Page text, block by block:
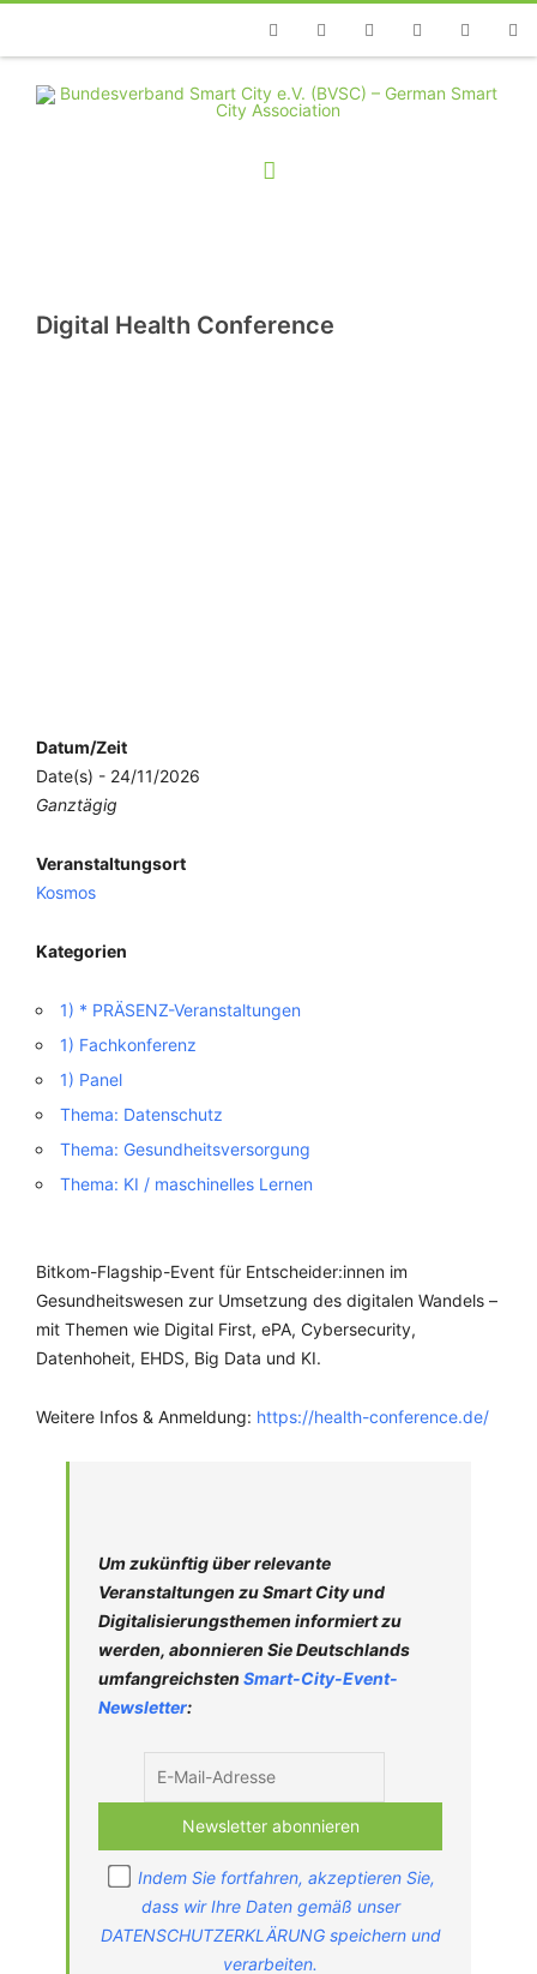
TelefonFacebookTwitterYoutubeInstagramLinkedin
Digital Health Conference
Datum/Zeit
Date(s) - 24/11/2026
Ganztägig
Veranstaltungsort
Kosmos
Kategorien
1) * PRÄSENZ-Veranstaltungen
1) Fachkonferenz
1) Panel
Thema: Datenschutz
Thema: Gesundheitsversorgung
Thema: KI / maschinelles Lernen
Bitkom-Flagship-Event für Entscheider:innen im
Gesundheitswesen zur Umsetzung des digitalen Wandels –
mit Themen wie Digital First, ePA, Cybersecurity,
Datenhoheit, EHDS, Big Data und KI.
Weitere Infos & Anmeldung: https://health-conference.de/
Um zukünftig über relevante
Veranstaltungen zu Smart City und
Digitalisierungsthemen informiert zu
werden, abonnieren Sie Deutschlands
umfangreichsten Smart-City-Event-
Newsletter:
Indem Sie fortfahren, akzeptieren Sie,
dass wir Ihre Daten gemäß unser
DATENSCHUTZERKLÄRUNG speichern und
verarbeiten.